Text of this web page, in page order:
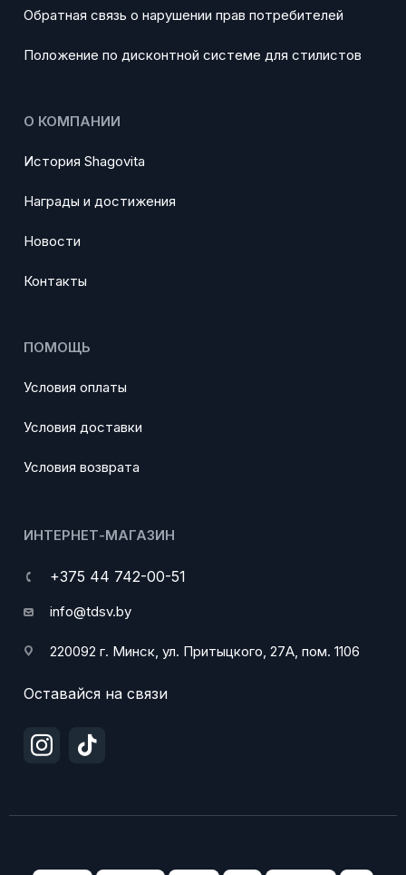
Обратная связь о нарушении прав потребителей
Положение по дисконтной системе для стилистов
О КОМПАНИИ
История Shagovita
Награды и достижения
Новости
Контакты
ПОМОЩЬ
Условия оплаты
Условия доставки
Условия возврата
ИНТЕРНЕТ-МАГАЗИН
+375 44 742-00-51
info@tdsv.by
220092 г. Минск, ул. Притыцкого, 27А, пом. 1106
Оставайся на связи